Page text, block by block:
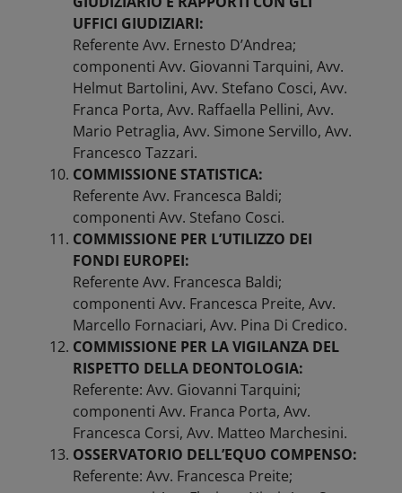
UFFICI GIUDIZIARI:
Referente Avv. Ernesto D’Andrea;
componenti Avv. Giovanni Tarquini, Avv.
Helmut Bartolini, Avv. Stefano Cosci, Avv.
Franca Porta, Avv. Raffaella Pellini, Avv.
Mario Petraglia, Avv. Simone Servillo, Avv.
Francesco Tazzari.
COMMISSIONE STATISTICA:
Referente Avv. Francesca Baldi;
componenti Avv. Stefano Cosci.
COMMISSIONE PER L’UTILIZZO DEI
FONDI EUROPEI:
Referente Avv. Francesca Baldi;
componenti Avv. Francesca Preite, Avv.
Marcello Fornaciari, Avv. Pina Di Credico.
COMMISSIONE PER LA VIGILANZA DEL
RISPETTO DELLA DEONTOLOGIA:
Referente: Avv. Giovanni Tarquini;
componenti Avv. Franca Porta, Avv.
Francesca Corsi, Avv. Matteo Marchesini.
OSSERVATORIO DELL’EQUO COMPENSO:
Referente: Avv. Francesca Preite;